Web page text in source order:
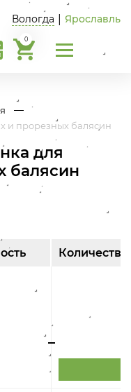
Вологда Ярославль
0
и прорезных балясин
для
балясин
Количество